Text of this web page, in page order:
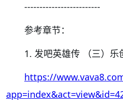
-------------------------
参考章节：
1. 发吧英雄传 （三）乐
https://